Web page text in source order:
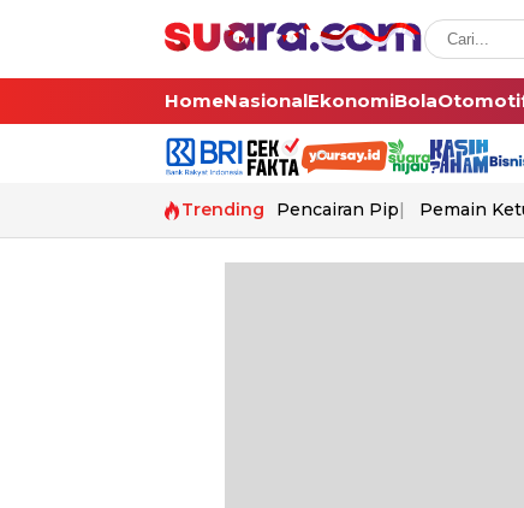
HomeNasionalEkonomiBola
Trending Pencairan Pip Pemain